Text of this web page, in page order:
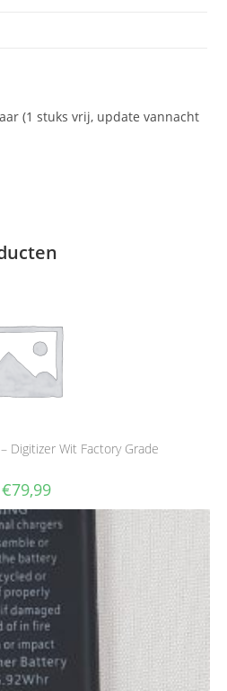
(1 stuks vrij, update vannacht
Digitizer Wit Factory Grade
€79,99